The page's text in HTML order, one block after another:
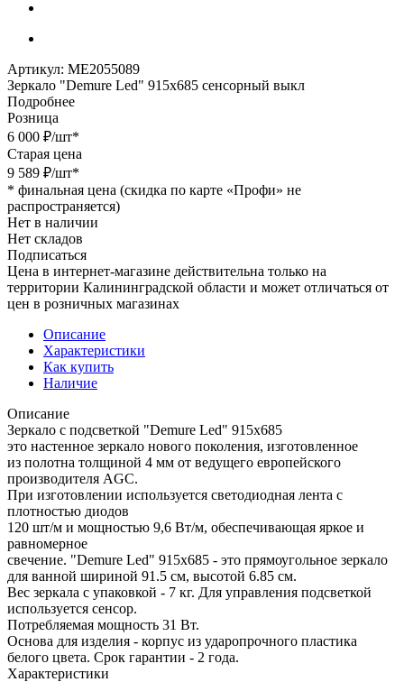
Артикул: МЕ2055089
Зеркало "Demure Led" 915х685 сенсорный выкл
Подробнее
Розница
6 000 ₽/шт*
Старая цена
9 589 ₽/шт*
* финальная цена (скидка по карте «Профи» не
распространяется)
Нет в наличии
Нет складов
Подписаться
Цена в интернет-магазине действительна только на
территории Калининградской области и может отличаться от
цен в розничных магазинах
Описание
Характеристики
Как купить
Наличие
Описание
Зеркало с подсветкой "Demure Led" 915х685
это настенное зеркало нового поколения, изготовленное
из полотна толщиной 4 мм от ведущего европейского
производителя AGC.
При изготовлении используется светодиодная лента с
плотностью диодов
120 шт/м и мощностью 9,6 Вт/м, обеспечивающая яркое и
равномерное
свечение. "Demure Led" 915х685 - это прямоугольное зеркало
для ванной шириной 91.5 см, высотой 6.85 см.
Вес зеркала с упаковкой - 7 кг. Для управления подсветкой
используется cенсор.
Потребляемая мощность 31 Вт.
Основа для изделия - корпус из ударопрочного пластика
белого цвета. Срок гарантии - 2 года.
Характеристики